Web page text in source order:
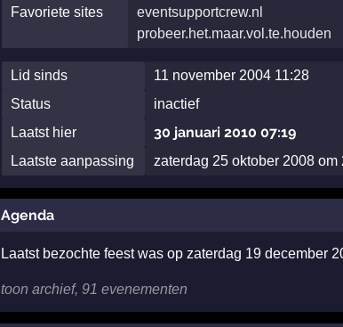
Favoriete sites
eventsupportcrew.nl
probeer.het.maar.vol.te.houden
Lid sinds
11 november 2004 11:28
Status
inactief
Laatst hier
30 januari 2010 07:19
Laatste aanpassing zaterdag 25 oktober 2008 om
Agenda
Laatst bezochte feest was op zaterdag 19 december
toon archief, 91 evenementen